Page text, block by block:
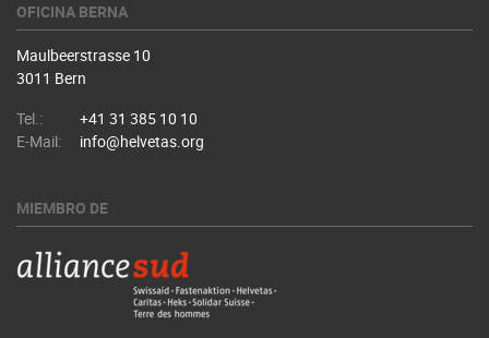
OFICINA BERNA
Maulbeerstrasse 10
3011 Bern
Tel.:
+41 31 385 10 10
E-Mail:
info@helvetas.org
MIEMBRO DE